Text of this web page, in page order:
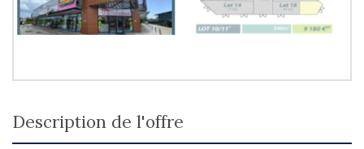
description de l'offre